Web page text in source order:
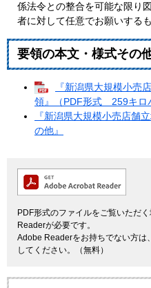
係法令との整合を可能な限り
者に対して任意でお願いするも
要領の本文・様式その
『新潟県大規模小売
領』（PDF形式 259キロ
『新潟県大規模小売店舗
の他』
PDF形式のファイルをご覧いただ
Readerが必要です。
Adobe Readerをお持ちでない方は
してください。（無料）